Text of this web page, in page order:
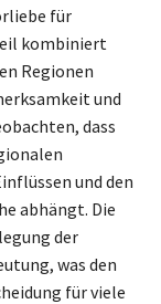
für
kombiniert
Regionen
und
dass
und den
abhängt. Die
der
was den
für viele